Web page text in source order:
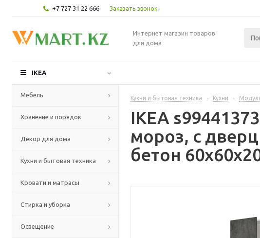
+7 727 31 22 666 Заказать звонок
Интернет магазин товаров
для дома
IKEA
Мебель
Хранение и порядок
Декор для дома
Кухни и бытовая техника
Кровати и матрасы
Стирка и уборка
Освещение
Кухни и бытовая техника - Кухни -
IKEA
мороз, с
бетон